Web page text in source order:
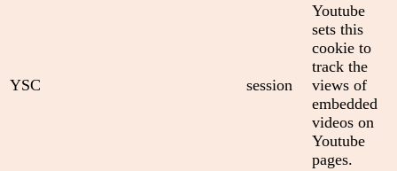
YSC session
Youtube
sets this
cookie to
track the
views of
embedded
videos on
Youtube
pages.